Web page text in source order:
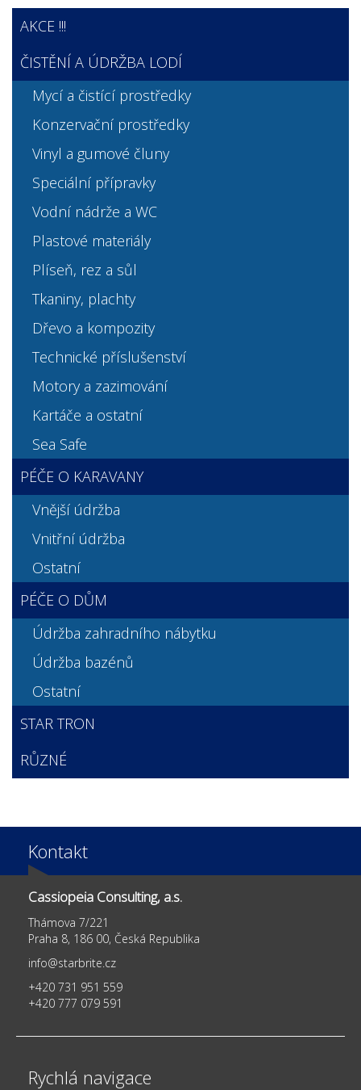
AKCE !!!
ČISTĚNÍ A ÚDRŽBA LODÍ
Mycí a čistící prostředky
Konzervační prostředky
Vinyl a gumové čluny
Speciální přípravky
Vodní nádrže a WC
Plastové materiály
Plíseň, rez a sůl
Tkaniny, plachty
Dřevo a kompozity
Technické příslušenství
Motory a zazimování
Kartáče a ostatní
Sea Safe
PÉČE O KARAVANY
Vnější údržba
Vnitřní údržba
Ostatní
PÉČE O DŮM
Údržba zahradního nábytku
Údržba bazénů
Ostatní
STAR TRON
RŮZNÉ
Kontakt
Cassiopeia Consulting, a.s.
Thámova 7/221
Praha 8, 186 00, Česká Republika
info@starbrite.cz
+420 731 951 559
+420 777 079 591
Rychlá navigace